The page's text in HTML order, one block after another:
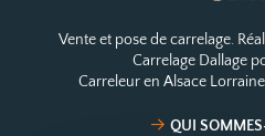
Vente et pose de carrelage.
Carrelage Dallage
Carreleur en Alsace
QUI